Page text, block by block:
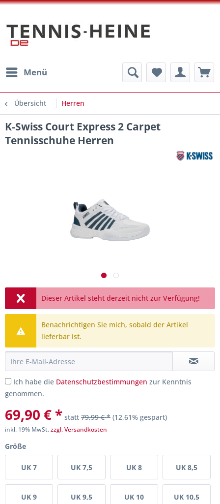
Menü
Übersicht Herren
K-Swiss Court Express 2 Carpet
Tennisschuhe Herren
Dieser Artikel steht derzeit nicht zur Verfügung!
Benachrichtigen Sie mich, sobald der Artikel
lieferbar ist.
Ich habe die Datenschutzbestimmungen zur Kenntnis
genommen.
69,90 € * statt 79,99 € * (12,61% gespart)
inkl. 19% MwSt.zzgl. Versandkosten
Größe
UK 7 UK 7,5 UK 8 UK 8,5
UK 9 UK 9,5 UK 10 UK 10,5